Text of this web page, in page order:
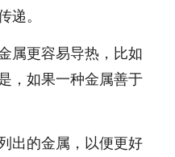
递。
属更容易导热，比如
，如果一种金属善于
出的金属，以便更好